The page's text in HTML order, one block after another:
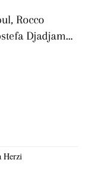
Rocco
Djadjam…
Herzi